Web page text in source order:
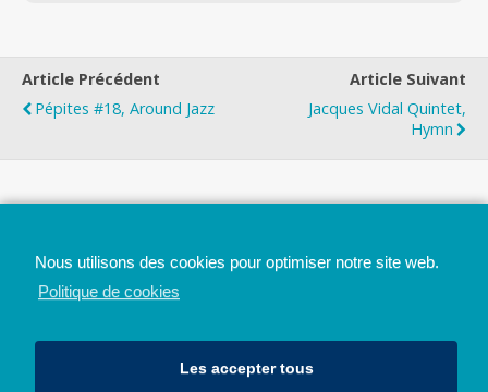
Article Précédent
Pépites #18, Around Jazz
Article Suivant
Jacques Vidal Quintet,
Hymn
Nous utilisons des cookies pour optimiser notre site web.
Politique de cookies
Les accepter tous